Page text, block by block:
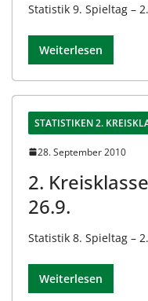
Statistik 9. Spieltag –
Weiterlesen
STATISTIKEN 2.
28. September 2010
2.
26.9.
Statistik 8. Spieltag –
Weiterlesen